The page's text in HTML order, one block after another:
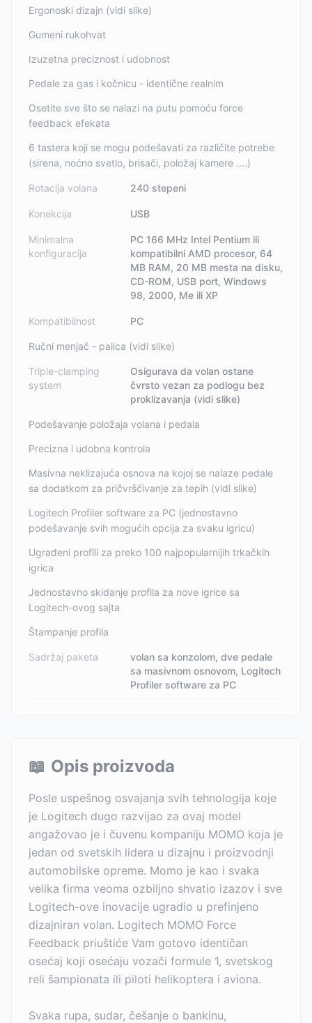
Ergonoski dizajn (vidi slike)
Gumeni rukohvat
Izuzetna preciznost i udobnost
Pedale za gas i kočnicu - identične realnim
Osetite sve što se nalazi na putu pomoću force
feedback efekata
6 tastera koji se mogu podešavati za različite potrebe
(sirena, noćno svetlo, brisači, položaj kamere ....)
Rotacija volana 240 stepeni
Konekcija USB
Minimalna
konfiguracija
PC 166 MHz Intel Pentium ili
kompatibilni AMD procesor, 64
MB RAM, 20 MB mesta na disku,
CD-ROM, USB port, Windows
98, 2000, Me ili XP
Kompatibilnost PC
Ručni menjač - palica (vidi slike)
Triple-clamping
system
Osigurava da volan ostane
čvrsto vezan za podlogu bez
proklizavanja (vidi slike)
Podešavanje položaja volana i pedala
Precizna i udobna kontrola
Masivna neklizajuća osnova na kojoj se nalaze pedale
sa dodatkom za pričvršćivanje za tepih (vidi slike)
Logitech Profiler software za PC (jednostavno
podešavanje svih mogućih opcija za svaku igricu)
Ugrađeni profili za preko 100 najpopularnijih trkačkih
igrica
Jednostavno skidanje profila za nove igrice sa
Logitech-ovog sajta
Štampanje profila
Sadržaj paketa
volan sa konzolom, dve pedale
sa masivnom osnovom, Logitech
Profiler software za PC
📖 Opis proizvoda
Posle uspešnog osvajanja svih tehnologija koje
je Logitech dugo razvijao za ovaj model
angažovao je i čuvenu kompaniju MOMO koja je
jedan od svetskih lidera u dizajnu i proizvodnji
automobilske opreme. Momo je kao i svaka
velika firma veoma ozbiljno shvatio izazov i sve
Logitech-ove inovacije ugradio u prefinjeno
dizajniran volan. Logitech MOMO Force
Feedback priuštiće Vam gotovo identičan
osećaj koji osećaju vozači formule 1, svetskog
reli šampionata ili piloti helikoptera i aviona.
Svaka rupa, sudar, češanje o bankinu,